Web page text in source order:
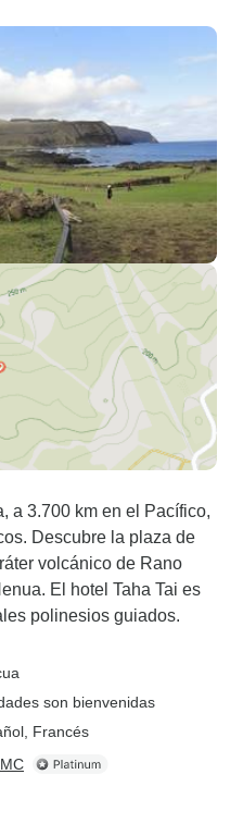
a 3.700 km en el Pacífico,
Descubre la plaza de
volcánico de Rano
El hotel Taha Tai es
polinesios guiados.
son bienvenidas
Francés